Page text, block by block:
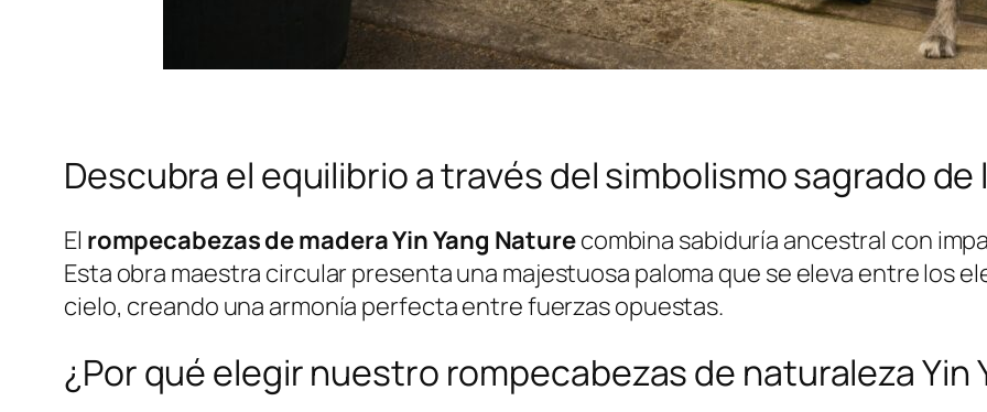
Descubra el equilibrio a través del simbolismo sagrado de
El rompecabezas de madera Yin Yang Naturecombina sabiduría ancestral con
Esta obra maestra circular presenta una majestuosa paloma que se eleva entre los
cielo, creando una armonía perfecta entre fuerzas opuestas.
¿Por qué elegir nuestro rompecabezas de naturaleza Yin